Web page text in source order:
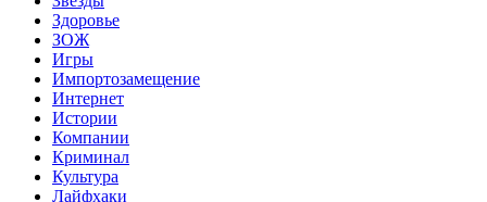
Здоровье
ЗОЖ
Игры
Импортозамещение
Интернет
Истории
Компании
Криминал
Культура
Лайфхаки